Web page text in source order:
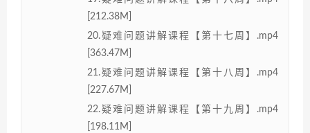
[212.38M]
20.疑难问题讲解课程【第十七周】.mp4
[363.47M]
21.疑难问题讲解课程【第十八周】.mp4
[227.67M]
22.疑难问题讲解课程【第十九周】.mp4
[198.11M]